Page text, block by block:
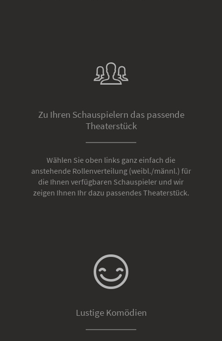
Zu Ihren Schauspielern das passende
Theaterstück
Wählen Sie oben links ganz einfach die
anstehende Rollenverteilung (weibl./männl.) für
die Ihnen verfügbaren Schauspieler und wir
zeigen Ihnen Ihr dazu passendes Theaterstück.
Lustige Komödien